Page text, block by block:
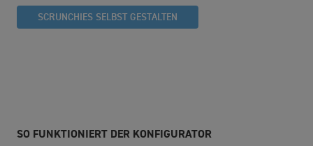
SCRUNCHIES SELBST GESTALTEN
SO FUNKTIONIERT DER KONFIGURATOR